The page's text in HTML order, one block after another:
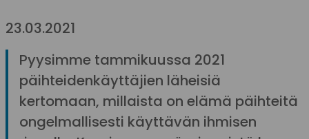
23.03.2021
Pyysimme tammikuussa 2021
päihteidenkäyttäjien läheisiä
kertomaan, millaista on elämä päihteitä
ongelmallisesti käyttävän ihmisen